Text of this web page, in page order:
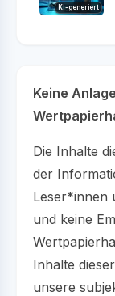
KI-generiert
Keine
Die Inhalte
der
Leser*innen
und keine
Inhalte
unsere